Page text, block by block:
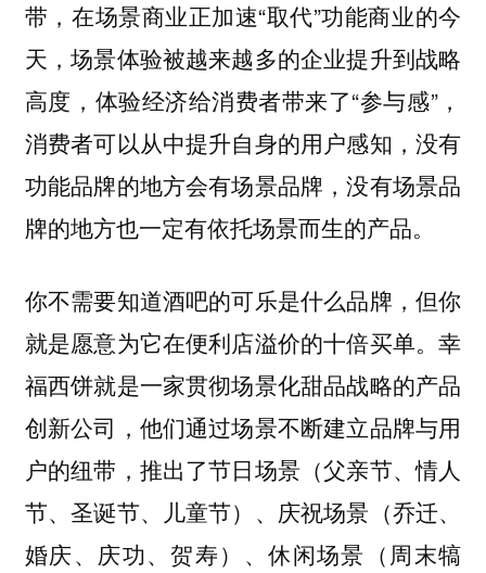
带，在场景商业正加速“取代”功能商业的今
天，场景体验被越来越多的企业提升到战略
高度，体验经济给消费者带来了“参与感”，
消费者可以从中提升自身的用户感知，没有
功能品牌的地方会有场景品牌，没有场景品
牌的地方也一定有依托场景而生的产品。
你不需要知道酒吧的可乐是什么品牌，但你
就是愿意为它在便利店溢价的十倍买单。幸
福西饼就是一家贯彻场景化甜品战略的产品
创新公司，他们通过场景不断建立品牌与用
户的纽带，推出了节日场景（父亲节、情人
节、圣诞节、儿童节）、庆祝场景（乔迁、
婚庆、庆功、贺寿）、休闲场景（周末犒